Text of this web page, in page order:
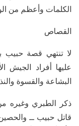
الكلمات وأعظم من
القصاص
لا تنتهي قصة حبيب
عليها أفراد
البشاعة والقسوة
ذكر الطبري وغيره
قاتل حبيب ــ